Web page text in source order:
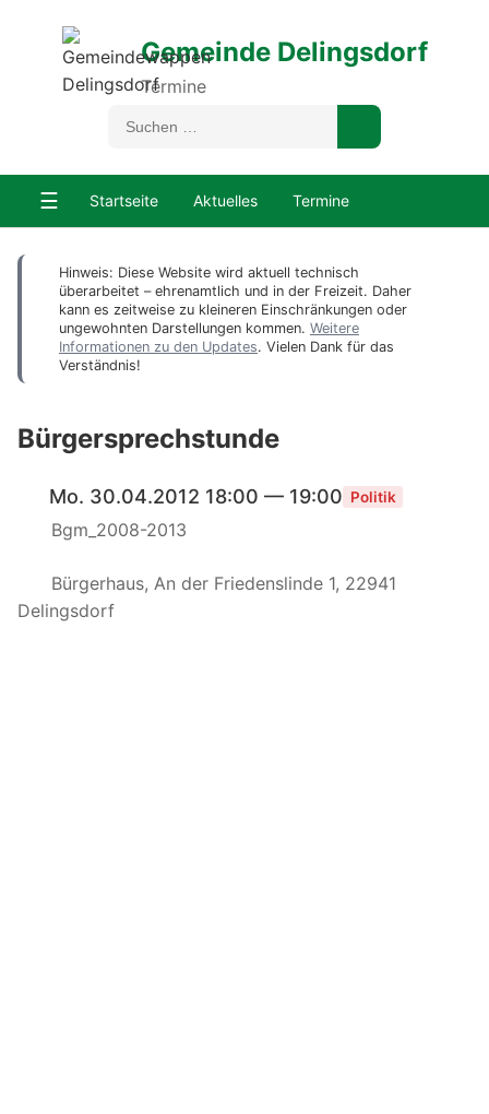
Gemeinde Delingsdorf
Termine
☰ Startseite Aktuelles Termine
Hinweis: Diese Website wird aktuell technisch
überarbeitet – ehrenamtlich und in der Freizeit. Daher
kann es zeitweise zu kleineren Einschränkungen oder
ungewohnten Darstellungen kommen. Weitere
Informationen zu den Updates. Vielen Dank für das
Verständnis!
Bürgersprechstunde
Mo. 30.04.2012 18:00 — 19:00 Politik
Bgm_2008-2013
Bürgerhaus, An der Friedenslinde 1, 22941
Delingsdorf